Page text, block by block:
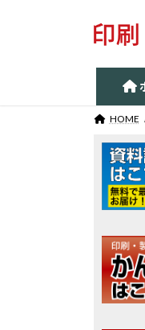
HOME